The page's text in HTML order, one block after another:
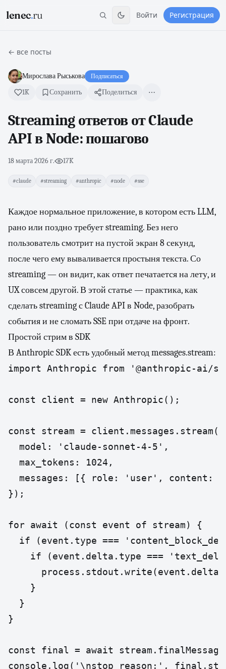
lenec.ru Войти Регистрация
← все посты
Мирослава Рыськова Подписаться
1K Сохранить Поделиться
Streaming ответов от Claude
API в Node: пошагово
18 марта 2026 г.· 17K
#claude #streaming #anthropic #node #sse
Каждое нормальное приложение, в котором есть LLM,
рано или поздно требует streaming. Без него
пользователь смотрит на пустой экран 8 секунд,
после чего ему вываливается простыня текста. Со
streaming — он видит, как ответ печатается на лету, и
UX совсем другой. В этой статье — практика, как
сделать streaming с Claude API в Node, разобрать
события и не сломать SSE при отдаче на фронт.
Простой стрим в SDK
В Anthropic SDK есть удобный метод messages.stream:
import Anthropic from '@anthropic-ai/
const client = new Anthropic();
const stream = client.messages.stream({
  model: 'claude-sonnet-4-5',
  max_tokens: 1024,
messages: [{ role: 'user', content:
});
for await (const event of stream) {
if (event.type ===
if (event.delta.type ===
    }
  }
}
const final = await
console.log('\nstop reason:',